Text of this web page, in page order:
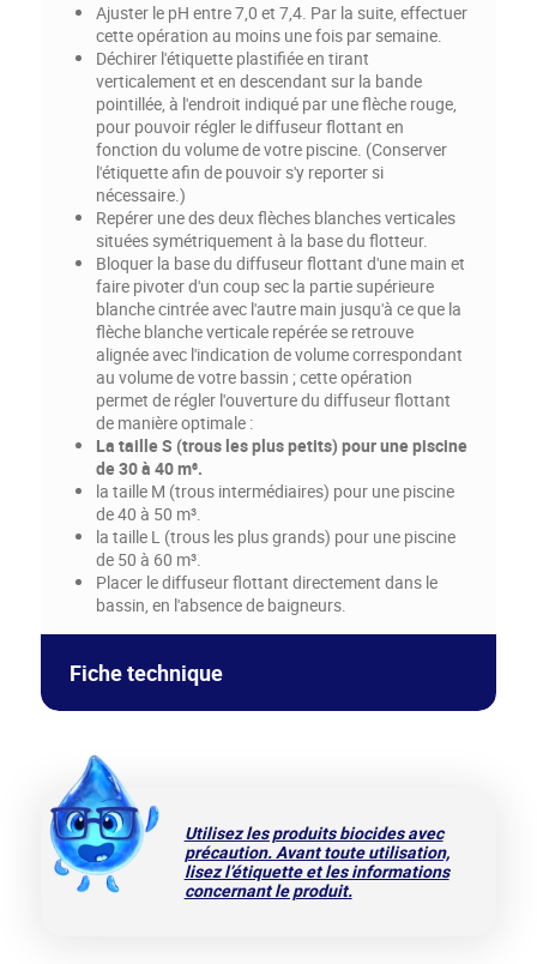
Ajuster le pH entre 7,0 et 7,4. Par la suite, effectuer
cette opération au moins une fois par semaine.
Déchirer l'étiquette plastifiée en tirant
verticalement et en descendant sur la bande
pointillée, à l'endroit indiqué par une flèche rouge,
pour pouvoir régler le diffuseur flottant en
fonction du volume de votre piscine. (Conserver
l'étiquette afin de pouvoir s'y reporter si
nécessaire.)
Repérer une des deux flèches blanches verticales
situées symétriquement à la base du flotteur.
Bloquer la base du diffuseur flottant d'une main et
faire pivoter d'un coup sec la partie supérieure
blanche cintrée avec l'autre main jusqu'à ce que la
flèche blanche verticale repérée se retrouve
alignée avec l'indication de volume correspondant
au volume de votre bassin ; cette opération
permet de régler l'ouverture du diffuseur flottant
de manière optimale :
La taille S (trous les plus petits) pour une piscine
de 30 à 40 m³.
la taille M (trous intermédiaires) pour une piscine
de 40 à 50 m³.
la taille L (trous les plus grands) pour une piscine
de 50 à 60 m³.
Placer le diffuseur flottant directement dans le
bassin, en l'absence de baigneurs.
Fiche technique
▶︎MARINA Traitement Tout En Un – Diffuseur
flottant
Utilisez les produits biocides avec
précaution. Avant toute utilisation,
lisez l’étiquette et les informations
concernant le produit.